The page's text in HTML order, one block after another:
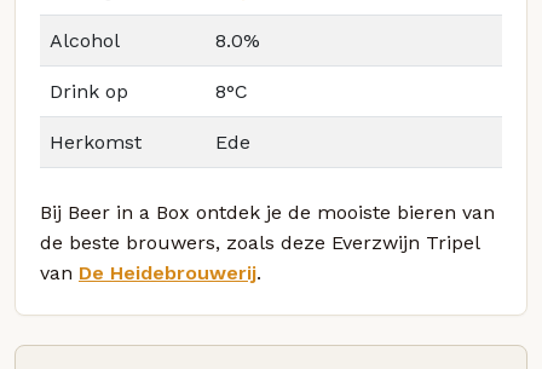
Alcohol 8.0%
Drink op 8°C
Herkomst Ede
Bij Beer in a Box ontdek je de mooiste bieren van
de beste brouwers, zoals deze Everzwijn Tripel
van De Heidebrouwerij.